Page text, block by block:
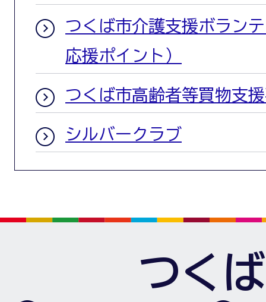
つくば市介護支援ボラン
応援ポイント）
つくば市高齢者等買物支
シルバークラブ
つく